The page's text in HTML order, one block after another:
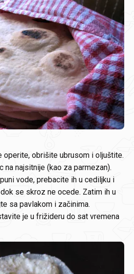
operite, obrišite ubrusom i oljuštite.
na najsitnije (kao za parmezan).
vode, prebacite ih u cediljku i
se skroz ne ocede. Zatim ih u
sa pavlakom i začinima.
je u frižideru do sat vremena